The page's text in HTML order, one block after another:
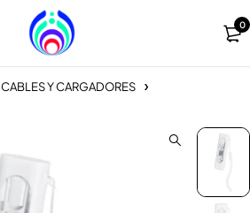
0
CABLES Y CARGADORES